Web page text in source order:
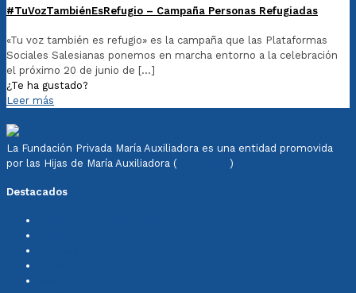
#TuVozTambiénEsRefugio – Campaña Personas Refugiadas
«Tu voz también es refugio» es la campaña que las Plataformas
Sociales Salesianas ponemos en marcha entorno a la celebración
el próximo 20 de junio de […]
¿Te ha gustado?
Leer más
La Fundación Privada María Auxiliadora es una entidad promovida
por las Hijas de María Auxiliadora (
)
Destacados